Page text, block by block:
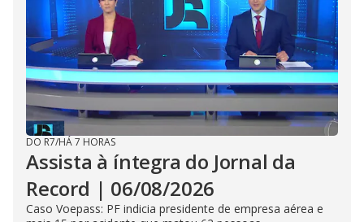
DO R7/HÁ 7 HORAS
Assista à íntegra do Jornal da
Record | 06/08/2026
Caso Voepass: PF indicia presidente de empresa aérea e